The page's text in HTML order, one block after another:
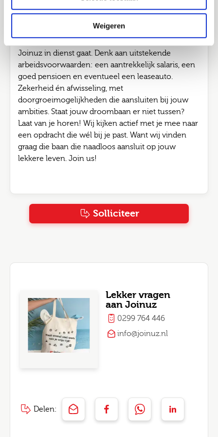
Weigeren
Academy, met persoonlijke begeleiding, trainingen
en vakinhoudelijke verdieping.
En natuurlijk is ook de basis goed geregeld als je bij
Joinuz in dienst gaat. Denk aan uitstekende
arbeidsvoorwaarden: een aantrekkelijk salaris, een
goed pensioen en eventueel een leaseauto.
Zekerheid én afwisseling, met
doorgroeimogelijkheden die aansluiten bij jouw
ambities. Staat jouw droombaan er niet tussen?
Laat van je horen! Wij kijken actief met je mee naar
een opdracht die wél bij je past. Want wij vinden
graag die baan die naadloos aansluit op jouw
lekkere leven. Join us!
Solliciteer
Lekker vragen
aan Joinuz
0299 764 446
info@joinuz.nl
Delen: